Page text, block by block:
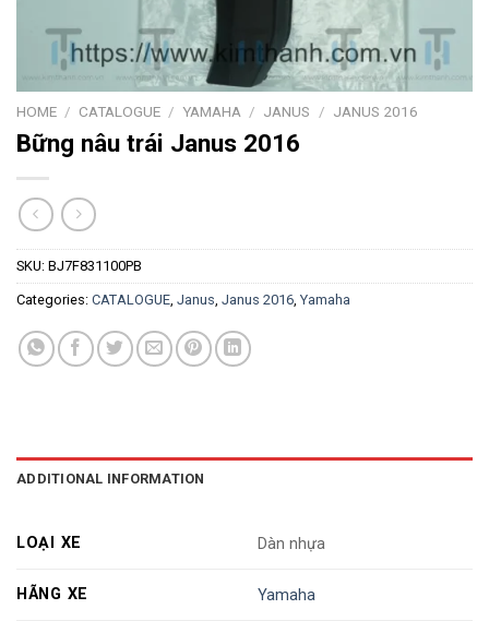
HOME / CATALOGUE / YAMAHA / JANUS / JANUS 2016
Bững nâu trái Janus 2016
SKU: BJ7F831100PB
Categories: CATALOGUE, Janus, Janus 2016, Yamaha
ADDITIONAL INFORMATION
LOẠI XE Dàn nhựa
HÃNG XE Yamaha